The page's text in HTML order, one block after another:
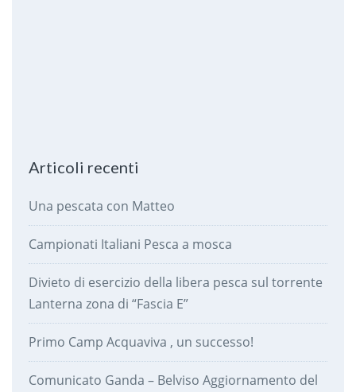
Articoli recenti
Una pescata con Matteo
Campionati Italiani Pesca a mosca
Divieto di esercizio della libera pesca sul torrente
Lanterna zona di “Fascia E”
Primo Camp Acquaviva , un successo!
Comunicato Ganda – Belviso Aggiornamento del